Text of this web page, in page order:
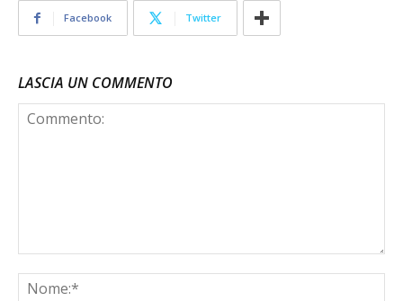
Facebook Twitter
LASCIA UN COMMENTO